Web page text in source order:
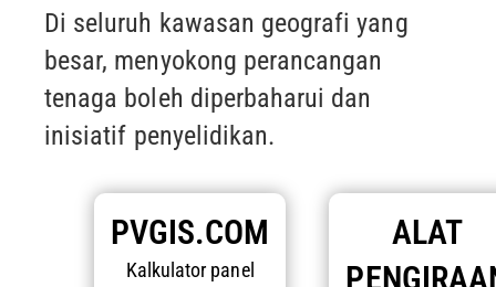
Di seluruh kawasan geografi yang
besar, menyokong perancangan
tenaga boleh diperbaharui dan
inisiatif penyelidikan.
PVGIS.COM
Kalkulator panel
ALAT